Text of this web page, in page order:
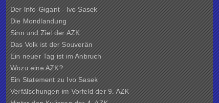
Der Info-Gigant - Ivo Sasek
Die Mondlandung
Sinn und Ziel derAZK
Das Volk ist der Souverän
Ein neuer Tag ist im Anbruch
Wozu eine AZK?
Ein Statement zu Ivo Sasek
Verfälschungen im Vorfeld der 9. AZK